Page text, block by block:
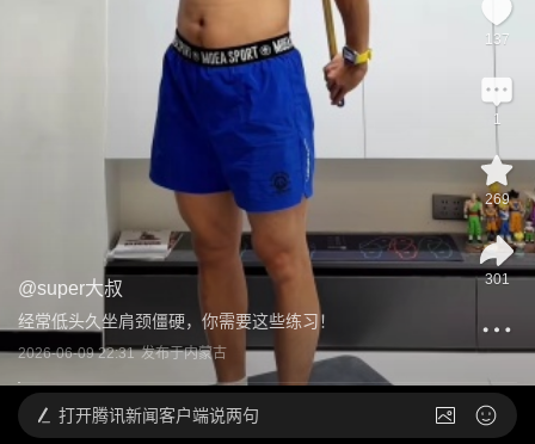
@super大叔
经常低头久坐肩颈僵硬，你需要这些练习！
2026-06-09 22:31 发布于内蒙古
137
1
269
301
打开腾讯新闻客户端说两句